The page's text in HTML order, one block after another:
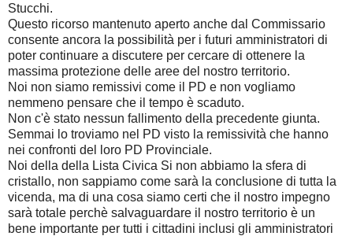
Stucchi.
Questo ricorso mantenuto aperto anche dal Commissario
consente ancora la possibilità per i futuri amministratori di
poter continuare a discutere per cercare di ottenere la
massima protezione delle aree del nostro territorio.
Noi non siamo remissivi come il PD e non vogliamo
nemmeno pensare che il tempo è scaduto.
Non c'è stato nessun fallimento della precedente giunta.
Semmai lo troviamo nel PD visto la remissività che hanno
nei confronti del loro PD Provinciale.
Noi della della Lista Civica Si non abbiamo la sfera di
cristallo, non sappiamo come sarà la conclusione di tutta la
vicenda, ma di una cosa siamo certi che il nostro impegno
sarà totale perchè salvaguardare il nostro territorio è un
bene importante per tutti i cittadini inclusi gli amministratori